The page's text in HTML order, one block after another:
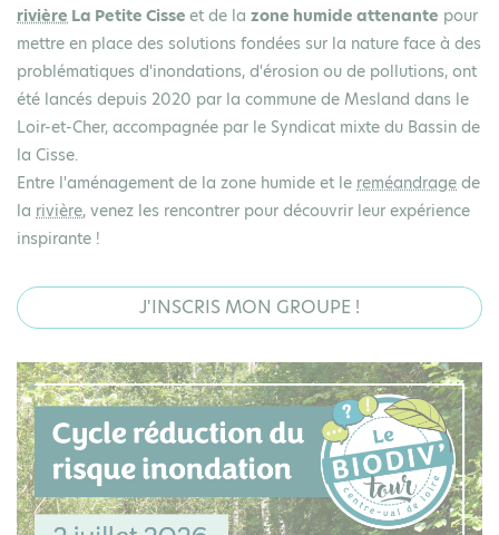
rivière La Petite Cisse et de la zone humide attenante pour
mettre en place des solutions fondées sur la nature face à des
problématiques d'inondations, d'érosion ou de pollutions, ont
été lancés depuis 2020 par la commune de Mesland dans le
Loir-et-Cher, accompagnée par le Syndicat mixte du Bassin de
la Cisse.
Entre l'aménagement de la zone humide et le reméandrage de
la rivière, venez les rencontrer pour découvrir leur expérience
inspirante !
J'INSCRIS MON GROUPE !